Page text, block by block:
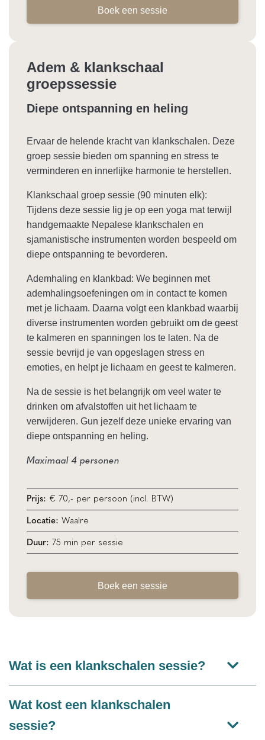
Boek een sessie
Adem & klankschaal
groepssessie
Diepe ontspanning en heling
Ervaar de helende kracht van klankschalen. Deze
groep sessie bieden om spanning en stress te
verminderen en innerlijke harmonie te herstellen.
Klankschaal groep sessie (90 minuten elk):
Tijdens deze sessie lig je op een yoga mat terwijl
handgemaakte Nepalese klankschalen en
sjamanistische instrumenten worden bespeeld om
diepe ontspanning te bevorderen.
Ademhaling en klankbad: We beginnen met
ademhalingsoefeningen om in contact te komen
met je lichaam. Daarna volgt een klankbad waarbij
diverse instrumenten worden gebruikt om de geest
te kalmeren en spanningen los te laten. Na de
sessie bevrijd je van opgeslagen stress en
emoties, en helpt je lichaam en geest te kalmeren.
Na de sessie is het belangrijk om veel water te
drinken om afvalstoffen uit het lichaam te
verwijderen. Gun jezelf deze unieke ervaring van
diepe ontspanning en heling.
Maximaal 4 personen
Prijs: € 70,- per persoon (incl. BTW)
Locatie: Waalre
Duur: 75 min per sessie
Boek een sessie
Wat is een klankschalen sessie?
Wat kost een klankschalen
sessie?